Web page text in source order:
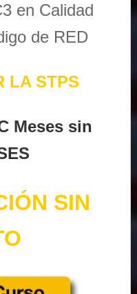
en Calidad
de RED
LA STPS
Meses sin
SIN